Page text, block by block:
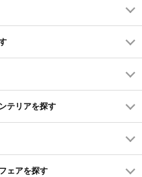
テリアを探す
ェアを探す